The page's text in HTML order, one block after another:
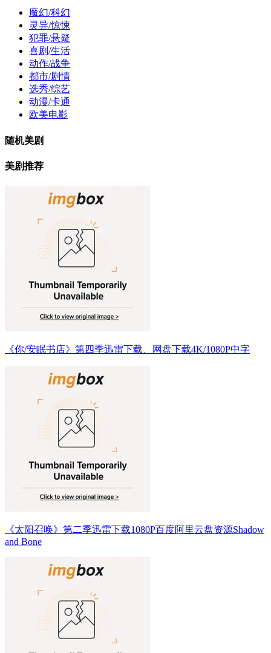
魔幻/科幻
灵异/惊悚
犯罪/悬疑
喜剧/生活
动作/战争
都市/剧情
选秀/综艺
动漫/卡通
欧美电影
随机美剧
美剧推荐
《你/安眠书店》第四季迅雷下载、网盘下载4K/1080P中字
《太阳召唤》第二季迅雷下载1080P百度阿里云盘资源Shadow
and Bone